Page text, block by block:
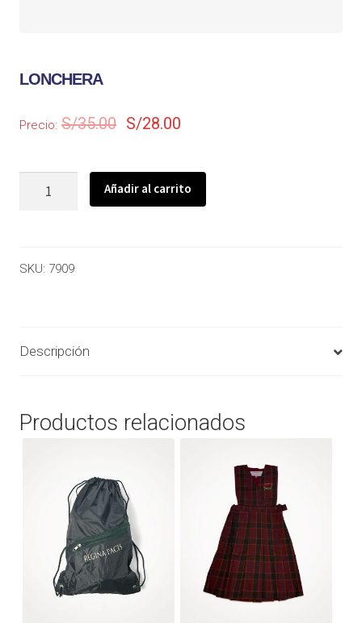
LONCHERA
Precio: S/35.00 S/28.00
Añadir al carrito
SKU: 7909
Descripción
Productos relacionados